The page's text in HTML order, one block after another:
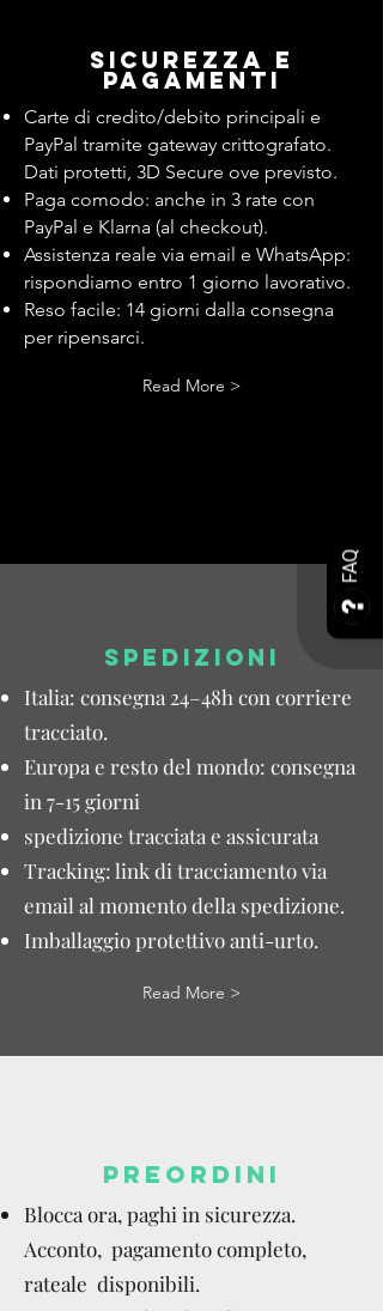
FAQ
Sicurezza e
pagamenti
Carte di credito/debito principali e
PayPal tramite gateway crittografato.
Dati protetti, 3D Secure ove previsto.
Paga comodo: anche in 3 rate con
PayPal e Klarna (al checkout).
Assistenza reale via email e WhatsApp:
rispondiamo entro 1 giorno lavorativo.
Reso facile: 14 giorni dalla consegna
per ripensarci.
Read More >
SPEDIZIONI
Italia: consegna 24–48h con corriere
tracciato.
Europa e resto del mondo: consegna
in 7-15 giorni
spedizione tracciata e assicurata
Tracking: link di tracciamento via
email al momento della spedizione.
Imballaggio protettivo anti-urto.
Read More >
PREORDINI
Blocca ora, paghi in sicurezza.
Acconto, pagamento completo,
rateale disponibili.